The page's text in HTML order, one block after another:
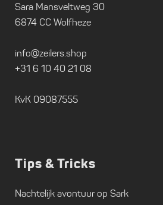
Sara Mansveltweg 30
6874 CC Wolfheze
info@zeilers.shop
+31 6 10 40 21 08
KvK 09087555
Tips & Tricks
Nachtelijk avontuur op Sark